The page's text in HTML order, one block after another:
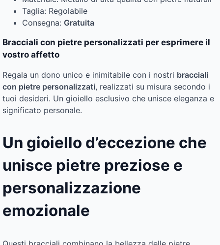
Taglia: Regolabile
Consegna: Gratuita
Bracciali con pietre personalizzati per esprimere il
vostro affetto
Regala un dono unico e inimitabile con i nostri bracciali
con pietre personalizzati, realizzati su misura secondo i
tuoi desideri. Un gioiello esclusivo che unisce eleganza e
significato personale.
Un gioiello d’eccezione che
unisce pietre preziose e
personalizzazione
emozionale